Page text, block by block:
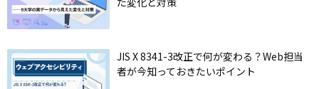
JIS X 8341-3改正で何が変わる？Web担当
者が今知っておきたいポイント